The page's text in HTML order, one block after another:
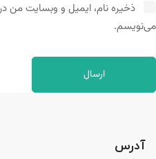
ذخیره نام، ایمیل و وبسایت من
می‌نویسم.
آدرس